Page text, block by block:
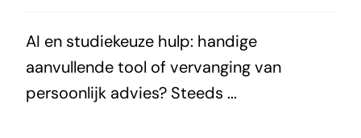
AI en studiekeuze hulp: handige
aanvullende tool of vervanging van
persoonlijk advies? Steeds ...